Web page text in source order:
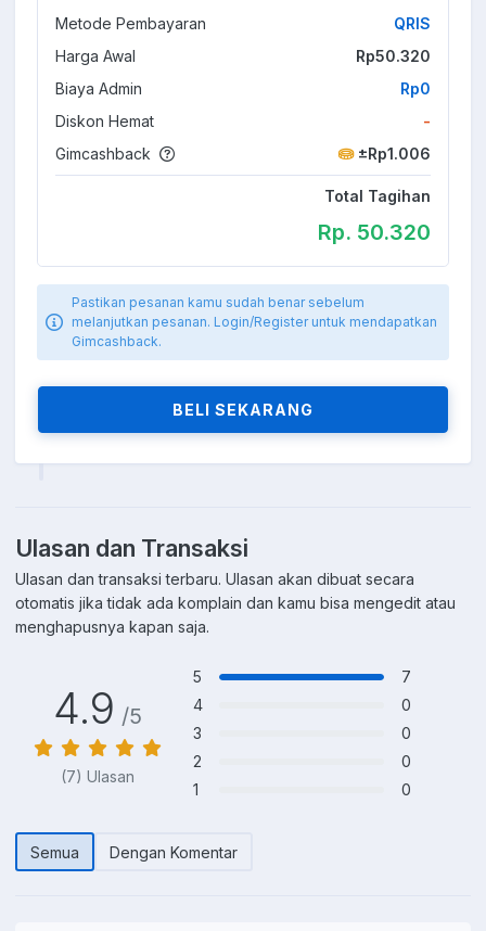
Metode Pembayaran
QRIS
Harga Awal
Rp50.320
Biaya Admin
Rp0
Diskon Hemat
-
Gimcashback
±Rp1.006
Total Tagihan
Rp. 50.320
Pastikan pesanan kamu sudah benar sebelum
melanjutkan pesanan. Login/Register untuk mendapatkan
Gimcashback.
BELI SEKARANG
Ulasan dan Transaksi
Ulasan dan transaksi terbaru. Ulasan akan dibuat secara
otomatis jika tidak ada komplain dan kamu bisa mengedit atau
menghapusnya kapan saja.
4.9 /5
(7) Ulasan
5
7
4
0
3
0
2
0
1
0
Semua Dengan Komentar